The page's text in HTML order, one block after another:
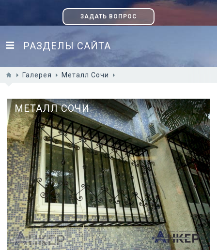
ЗАДАТЬ ВОПРОС
РАЗДЕЛЫ САЙТА
Галерея Металл Сочи
МЕТАЛЛ СОЧИ